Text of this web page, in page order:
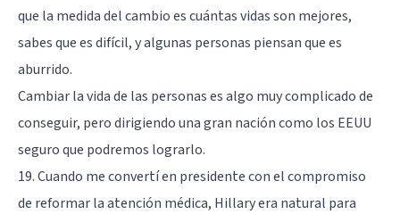
que la medida del cambio es cuántas vidas son mejores,
sabes que es difícil, y algunas personas piensan que es
aburrido.
Cambiar la vida de las personas es algo muy complicado de
conseguir, pero dirigiendo una gran nación como los EEUU
seguro que podremos lograrlo.
19. Cuando me convertí en presidente con el compromiso
de reformar la atención médica, Hillary era natural para